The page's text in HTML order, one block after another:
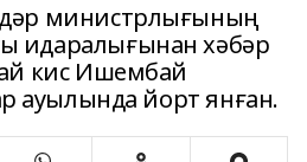
министрлығының
идаралығынан хәбәр
кис Ишембай
ауылында йорт янған.